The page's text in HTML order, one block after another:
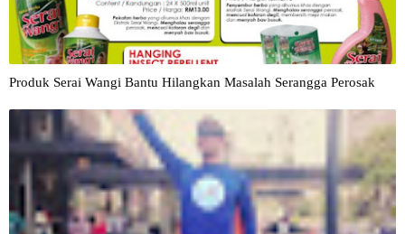
Produk Serai Wangi Bantu Hilangkan Masalah Serangga Perosak